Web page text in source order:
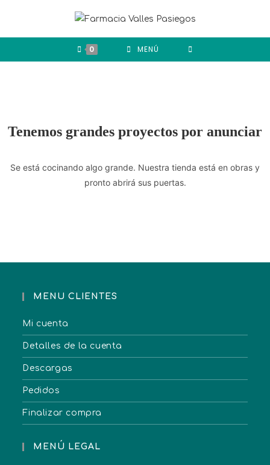
0 MENÚ
Tenemos grandes proyectos por anunciar
Se está cocinando algo grande. Nuestra tienda está en obras y
pronto abrirá sus puertas.
MENU CLIENTES
Mi cuenta
Detalles de la cuenta
Descargas
Pedidos
Finalizar compra
MENÚ LEGAL